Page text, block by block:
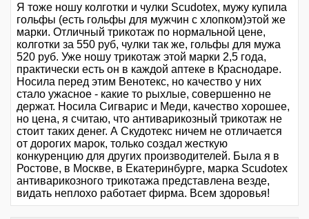
Я тоже ношу колготки и чулки Scudotex, мужу купила
гольфы (есть гольфы для мужчин с хлопком)этой же
марки. Отличный трикотаж по нормальной цене,
колготки за 550 руб, чулки так же, гольфы для мужа
520 руб. Уже ношу трикотаж этой марки 2,5 года,
практически есть он в каждой аптеке в Краснодаре.
Носила перед этим Венотекс, но качество у них
стало ужасное - какие то рыхлые, совершенно не
держат. Носила Сигварис и Меди, качество хорошее,
но цена, я считаю, что антиварикозный трикотаж не
стоит таких денег. А Скудотекс ничем не отличается
от дорогих марок, только создал жесткую
конкуренцию для других производителей. Была я в
Ростове, в Москве, в Екатеринбурге, марка Scudotex
антиварикозного трикотажа представлена везде,
видать неплохо работает фирма. Всем здоровья!